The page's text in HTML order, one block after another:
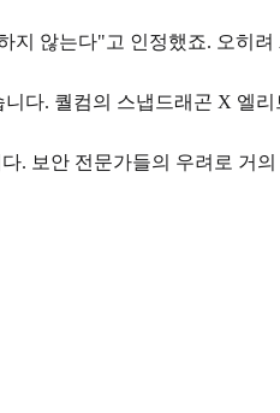
않는다"고 인정했죠. 오히
다. 퀄컴의 스냅드래곤 X 엘
. 보안 전문가들의 우려로 거